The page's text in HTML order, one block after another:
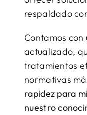
respaldado
Contamos
actualizado,
tratamientos
normativas
rapidez para
nuestro